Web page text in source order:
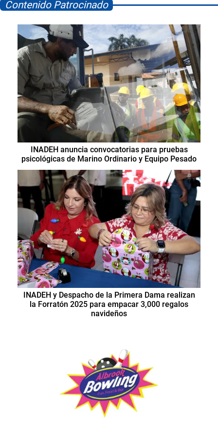
Contenido Patrocinado
INADEH anuncia convocatorias para pruebas
psicológicas de Marino Ordinario y Equipo Pesado
INADEH y Despacho de la Primera Dama realizan
la Forratón 2025 para empacar 3,000 regalos
navideños